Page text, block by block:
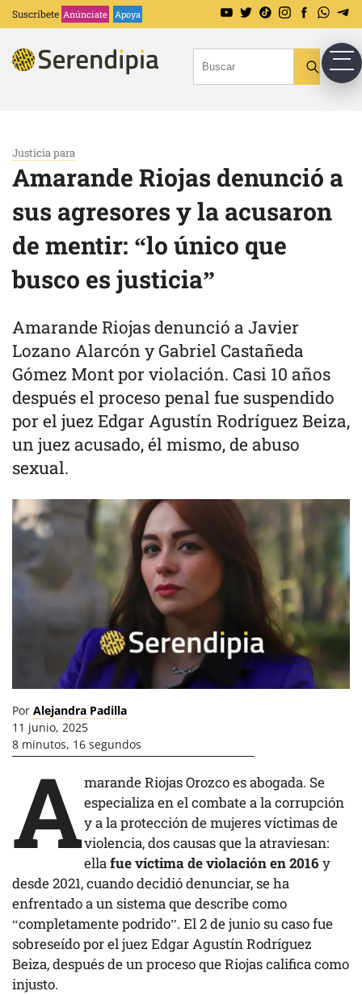
Suscríbete Anúnciate Apoya
Justicia para
Amarande Riojas denunció a
sus agresores y la acusaron
de mentir: “lo único que
busco es justicia”
Amarande Riojas denunció a Javier
Lozano Alarcón y Gabriel Castañeda
Gómez Mont por violación. Casi 10 años
después el proceso penal fue suspendido
por el juez Edgar Agustín Rodríguez Beiza,
un juez acusado, él mismo, de abuso
sexual.
Por Alejandra Padilla
11 junio, 2025
8 minutos, 16 segundos
Amarande Riojas Orozco es abogada. Se
especializa en el combate a la corrupción
y a la protección de mujeres víctimas de
violencia, dos causas que la atraviesan:
ellafue víctima de violación en 2016 y
desde 2021, cuando decidió denunciar, se ha
enfrentado a un sistema que describe como
“completamente podrido”. El 2 de junio su caso fue
sobreseído por el juez Edgar Agustín Rodríguez
Beiza, después de un proceso que Riojas califica como
injusto.